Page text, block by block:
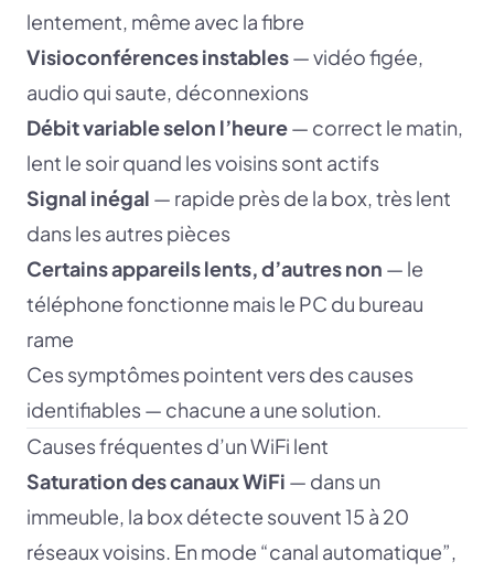
lentement, même avec la fibre
Visioconférences instables— vidéo figée,
audio qui saute, déconnexions
Débit variable selon l’heure— correct le matin,
lent le soir quand les voisins sont actifs
Signal inégal — rapide près de la box, très lent
dans les autres pièces
Certains appareils lents, d’autres non — le
téléphone fonctionne mais le PC du bureau
rame
Ces symptômes pointent vers des causes
identifiables — chacune a une solution.
Causes fréquentes d’un WiFi lent
Saturation des canaux WiFi — dans un
immeuble, la box détecte souvent 15 à 20
réseaux voisins. En mode “canal automatique”,